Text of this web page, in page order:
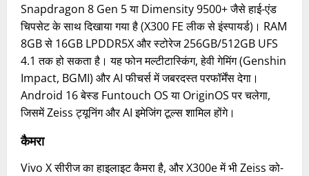
Snapdragon 8 Gen 5 या Dimensity 9500+ जैसे हाई-एंड
चिपसेट के साथ दिखाया गया है (X300 FE लीक से इंस्पायर्ड)। RAM
8GB से 16GB LPDDR5X और स्टोरेज 256GB/512GB UFS
4.1 तक हो सकता है। यह फोन मल्टीटास्किंग, हेवी गेमिंग (Genshin
Impact, BGMI) और AI फीचर्स में जबरदस्त परफॉर्मेंस देगा।
Android 16 बेस्ड Funtouch OS या OriginOS पर चलेगा,
जिसमें Zeiss ट्यूनिंग और AI इमेजिंग टूल्स शामिल होंगे।
कैमरा
Vivo X सीरीज का हाइलाइट कैमरा है, और X300e में भी Zeiss को-